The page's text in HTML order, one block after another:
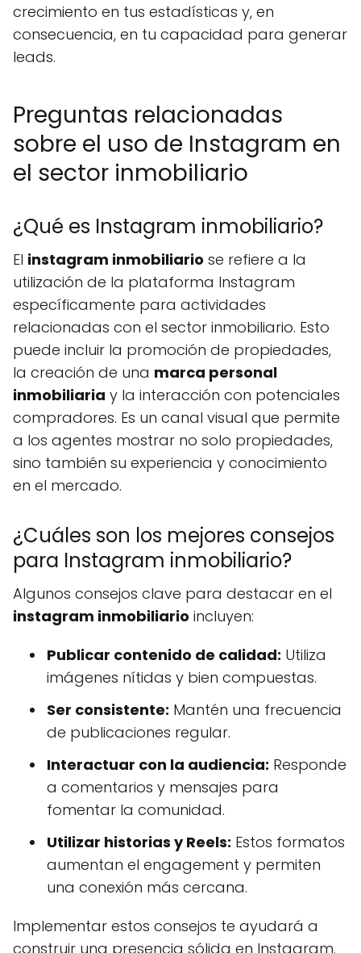
crecimiento en tus estadísticas y, en
consecuencia, en tu capacidad para generar
leads.
Preguntas relacionadas
sobre el uso de Instagram en
el sector inmobiliario
¿Qué es Instagram inmobiliario?
El instagram inmobiliario se refiere a la
utilización de la plataforma Instagram
específicamente para actividades
relacionadas con el sector inmobiliario. Esto
puede incluir la promoción de propiedades,
la creación de una marca personal
inmobiliaria y la interacción con potenciales
compradores. Es un canal visual que permite
a los agentes mostrar no solo propiedades,
sino también su experiencia y conocimiento
en el mercado.
¿Cuáles son los mejores consejos
para Instagram inmobiliario?
Algunos consejos clave para destacar en el
instagram inmobiliario incluyen:
Publicar contenido de calidad: Utiliza
imágenes nítidas y bien compuestas.
Ser consistente: Mantén una frecuencia
de publicaciones regular.
Interactuar con la audiencia: Responde
a comentarios y mensajes para
fomentar la comunidad.
Utilizar historias y Reels: Estos formatos
aumentan el engagement y permiten
una conexión más cercana.
Implementar estos consejos te ayudará a
construir una presencia sólida en Instagram.